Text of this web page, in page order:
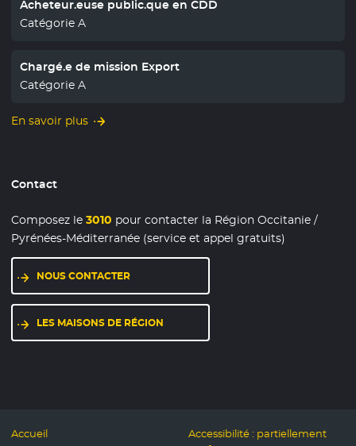
Acheteur.euse public.que en CDD
Catégorie A
Chargé.e de mission Export
Catégorie A
En savoir plus
Contact
Composez le3010 pour contacter la Région Occitanie /
Pyrénées-Méditerranée (service et appel gratuits)
NOUS CONTACTER
LES MAISONS DE RÉGION
Accueil
Accessibilité : partiellement